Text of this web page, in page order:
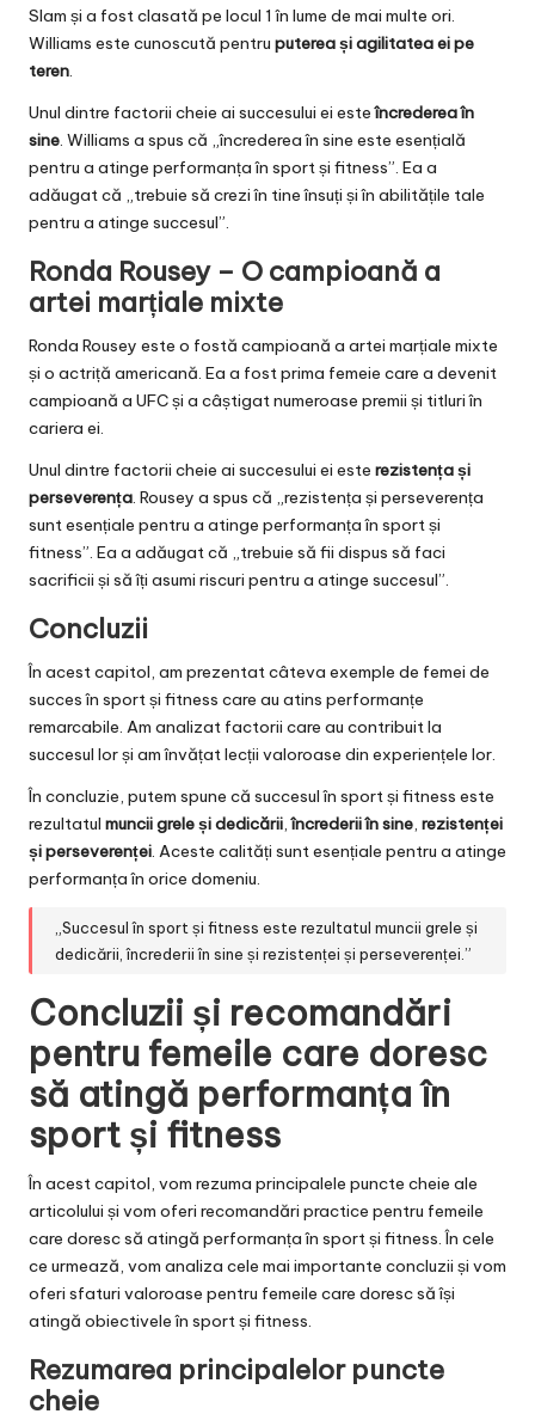
Slam și a fost clasată pe locul 1 în lume de mai multe ori.
Williams este cunoscută pentru puterea și agilitatea ei pe
teren
Unul dintre factorii cheie ai succesului ei esteîncrederea în
sine . Williams a spus că „încrederea în sine este esențială
pentru a atinge performanța în sport și fitness”. Ea a
adăugat că „trebuie să crezi în tine însuți și în abilitățile tale
pentru a atinge succesul”.
Ronda Rousey – O campioană a
artei marțiale mixte
Ronda Rousey este o fostă campioană a artei marțiale mixte
și o actriță americană. Ea a fost prima femeie care a devenit
campioană a UFC și a câștigat numeroase premii și titluri în
cariera ei.
Unul dintre factorii cheie ai succesului ei este rezistența și
perseverența . Rousey a spus că „rezistența și perseverența
sunt esențiale pentru a atinge performanța în sport și
fitness”. Ea a adăugat că „trebuie să fii dispus să faci
sacrificii și să îți asumi riscuri pentru a atinge succesul”.
Concluzii
În acest capitol, am prezentat câteva exemple de femei de
succes în sport și fitness care au atins performanțe
remarcabile. Am analizat factorii care au contribuit la
succesul lor și am învățat lecții valoroase din experiențele lor.
În concluzie, putem spune că succesul în sport și fitness este
rezultatul muncii grele și dedicării ,încrederii în sine rezistenței
și perseverenței . Aceste calități sunt esențiale pentru a atinge
performanța în orice domeniu.
„Succesul în sport și fitness este rezultatul muncii grele și
dedicării, încrederii în sine și rezistenței și perseverenței.”
Concluzii și recomandări
pentru femeile care doresc
să atingă performanța în
sport și fitness
În acest capitol, vom rezuma principalele puncte cheie ale
articolului și vom oferi recomandări practice pentru femeile
care doresc să atingă performanța în sport și fitness. În cele
ce urmează, vom analiza cele mai importante concluzii și vom
oferi sfaturi valoroase pentru femeile care doresc să își
atingă obiectivele în sport și fitness.
Rezumarea principalelor puncte
cheie